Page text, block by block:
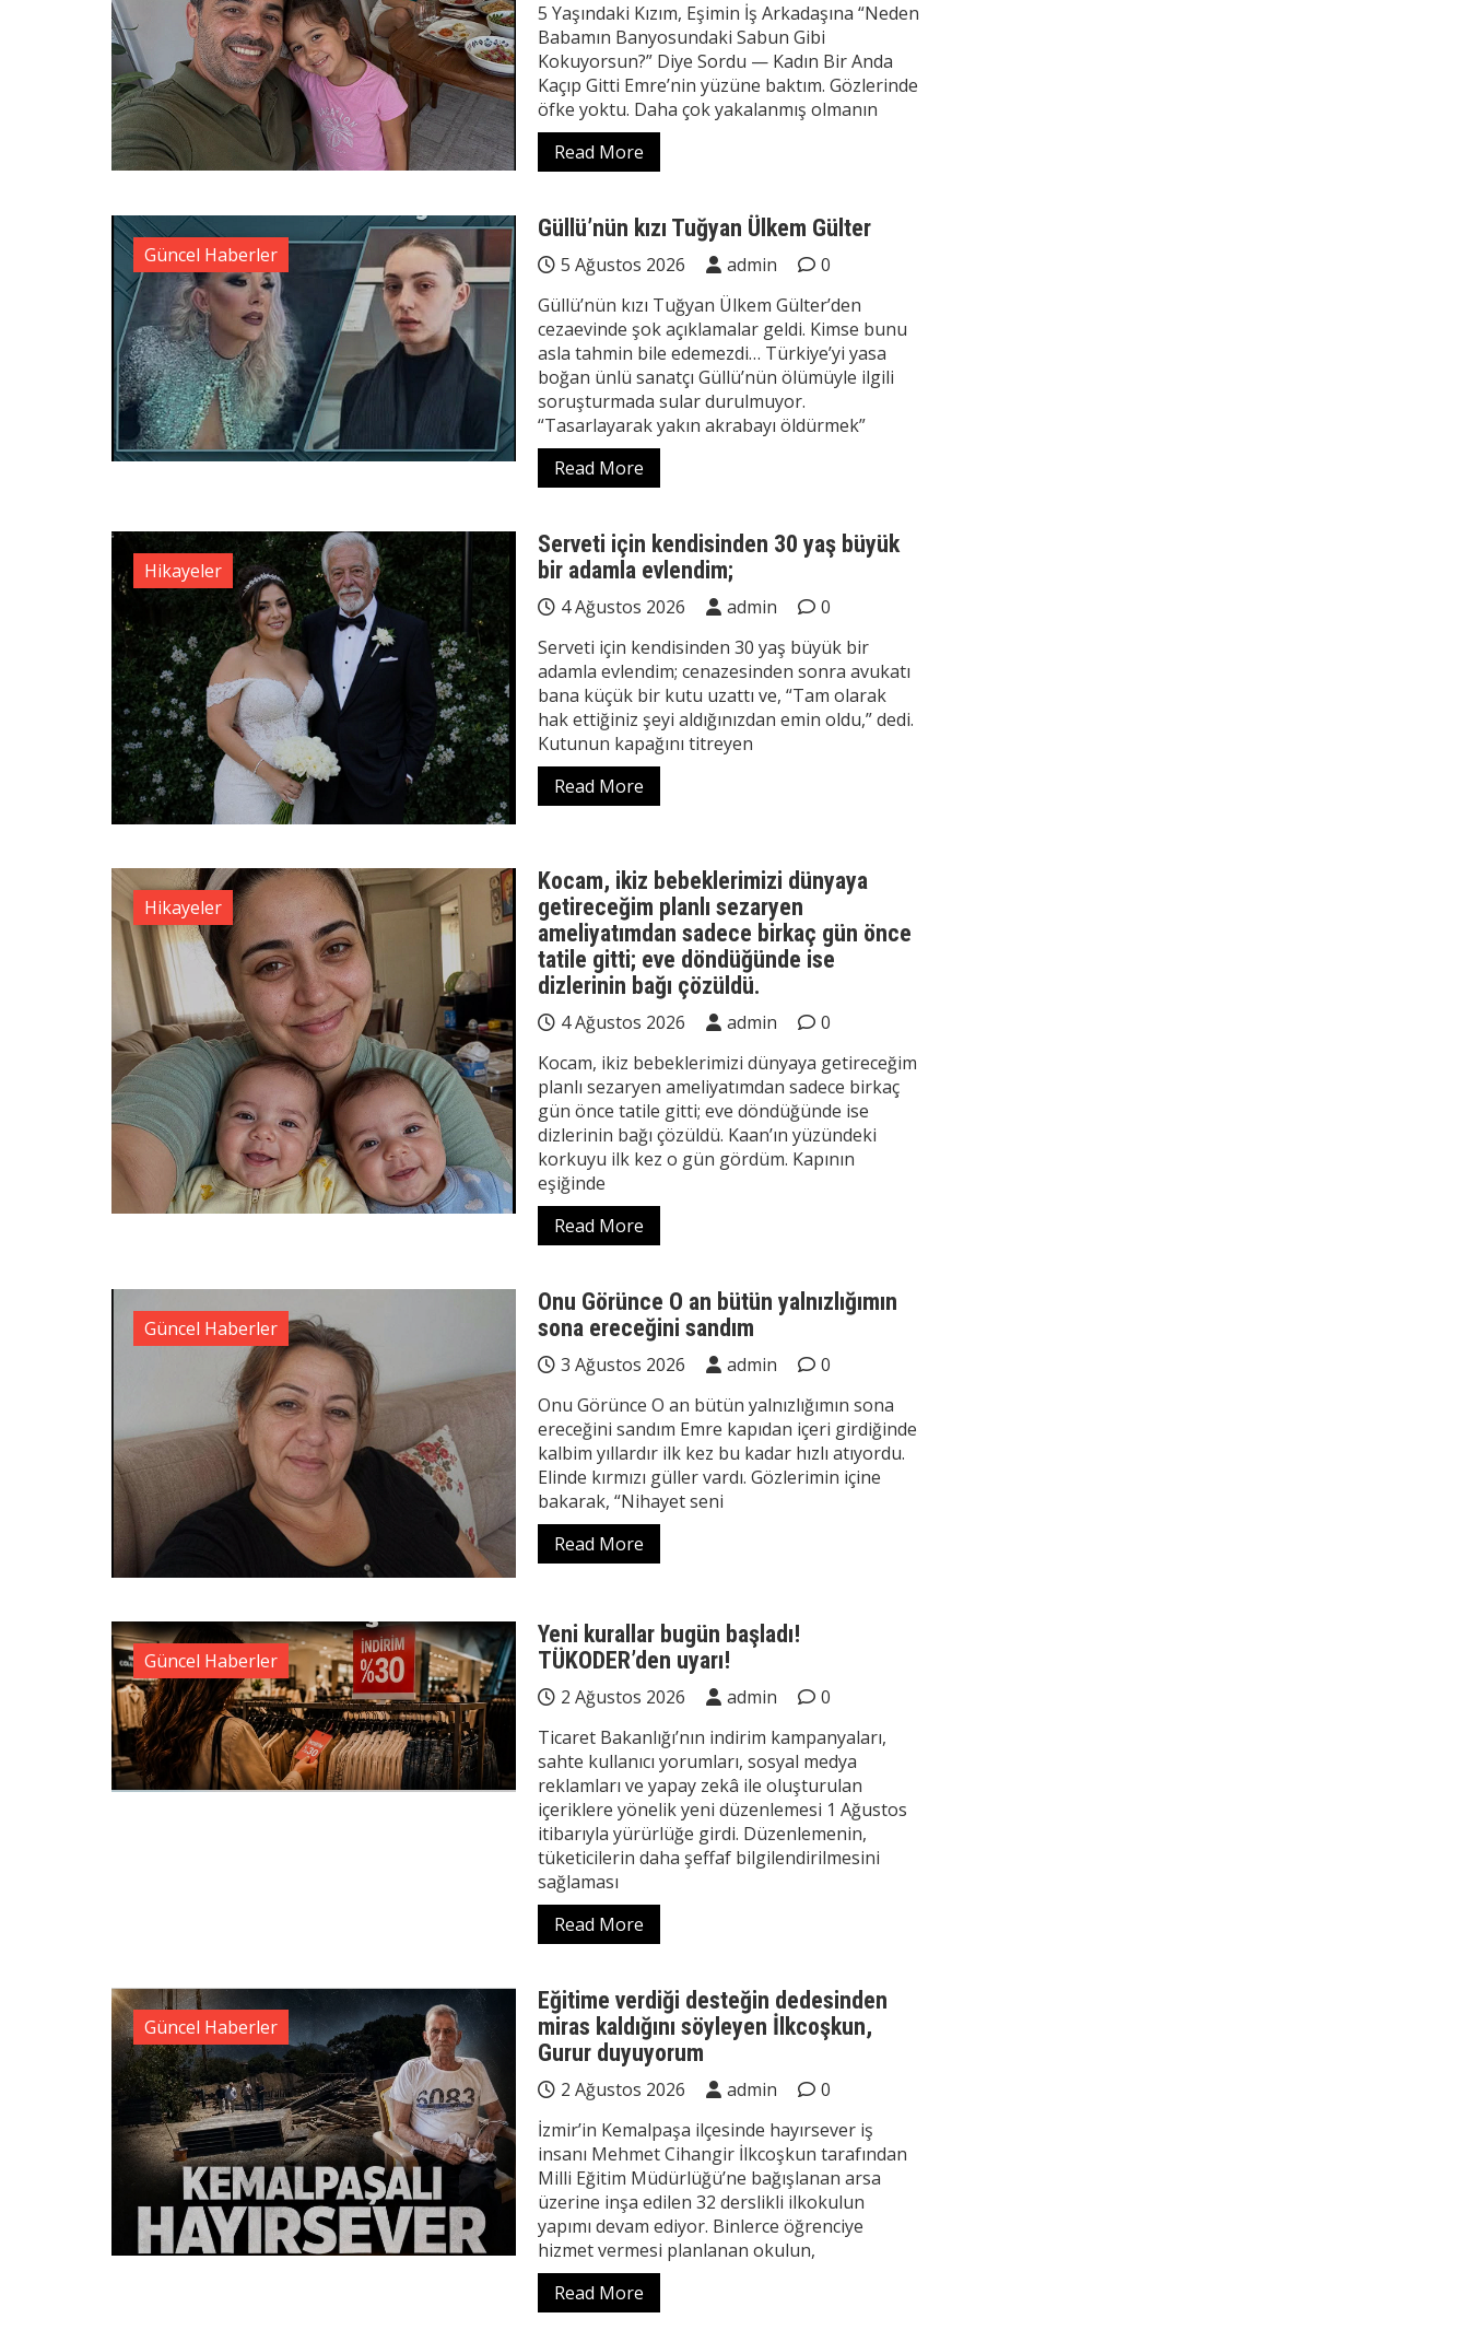
5 Yaşındaki Kızım, Eşimin İş Arkadaşına “Neden
Babamın Banyosundaki Sabun Gibi
Kokuyorsun?” Diye Sordu — Kadın Bir Anda
Kaçıp Gitti Emre’nin yüzüne baktım. Gözlerinde
öfke yoktu. Daha çok yakalanmış olmanın
Read More
Güncel Haberler
Güllü’nün kızı Tuğyan Ülkem Gülter
5 Ağustos 2026 admin
0
Güllü’nün kızı Tuğyan Ülkem Gülter’den
cezaevinde şok açıklamalar geldi. Kimse bunu
asla tahmin bile edemezdi… Türkiye’yi yasa
boğan ünlü sanatçı Güllü’nün ölümüyle ilgili
soruşturmada sular durulmuyor.
“Tasarlayarak yakın akrabayı öldürmek”
Read More
Hikayeler
Serveti için kendisinden 30 yaş büyük
bir adamla evlendim;
4 Ağustos 2026 admin
0
Serveti için kendisinden 30 yaş büyük bir
adamla evlendim; cenazesinden sonra avukatı
bana küçük bir kutu uzattı ve, “Tam olarak
hak ettiğiniz şeyi aldığınızdan emin oldu,” dedi.
Kutunun kapağını titreyen
Read More
Hikayeler
Kocam, ikiz bebeklerimizi dünyaya
getireceğim planlı sezaryen
ameliyatımdan sadece birkaç gün önce
tatile gitti; eve döndüğünde ise
dizlerinin bağı çözüldü.
4 Ağustos 2026 admin
0
Kocam, ikiz bebeklerimizi dünyaya getireceğim
planlı sezaryen ameliyatımdan sadece birkaç
gün önce tatile gitti; eve döndüğünde ise
dizlerinin bağı çözüldü. Kaan’ın yüzündeki
korkuyu ilk kez o gün gördüm. Kapının
eşiğinde
Read More
Güncel Haberler
Onu Görünce O an bütün yalnızlığımın
sona ereceğini sandım
3 Ağustos 2026 admin
0
Onu Görünce O an bütün yalnızlığımın sona
ereceğini sandım Emre kapıdan içeri girdiğinde
kalbim yıllardır ilk kez bu kadar hızlı atıyordu.
Elinde kırmızı güller vardı. Gözlerimin içine
bakarak, “Nihayet seni
Read More
Güncel Haberler
Yeni kurallar bugün başladı!
TÜKODER’den uyarı!
2 Ağustos 2026 admin
0
Ticaret Bakanlığı’nın indirim kampanyaları,
sahte kullanıcı yorumları, sosyal medya
reklamları ve yapay zekâ ile oluşturulan
içeriklere yönelik yeni düzenlemesi 1 Ağustos
itibarıyla yürürlüğe girdi. Düzenlemenin,
tüketicilerin daha şeffaf bilgilendirilmesini
sağlaması
Read More
Güncel Haberler
Eğitime verdiği desteğin dedesinden
miras kaldığını söyleyen İlkcoşkun,
Gurur duyuyorum
2 Ağustos 2026 admin
0
İzmir’in Kemalpaşa ilçesinde hayırsever iş
insanı Mehmet Cihangir İlkcoşkun tarafından
Milli Eğitim Müdürlüğü’ne bağışlanan arsa
üzerine inşa edilen 32 derslikli ilkokulun
yapımı devam ediyor. Binlerce öğrenciye
hizmet vermesi planlanan okulun,
Read More